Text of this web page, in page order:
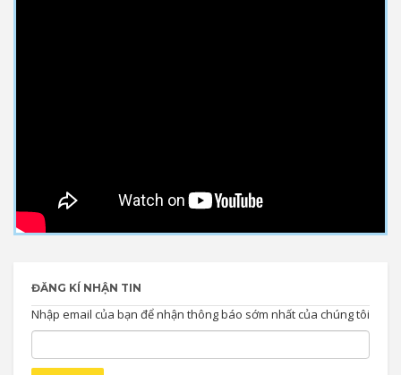
ĐĂNG KÍ NHẬN TIN
Nhập email của bạn để nhận thông báo sớm nhất của chúng tôi